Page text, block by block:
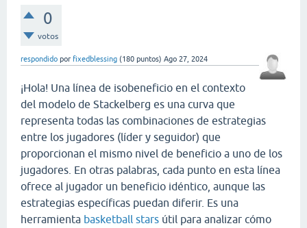
0
votos
respondido por fixedblessing (180 puntos) Ago 27, 2024
¡Hola! Una línea de isobeneficio en el contexto
del modelo de Stackelberg es una curva que
representa todas las combinaciones de estrategias
entre los jugadores (líder y seguidor) que
proporcionan el mismo nivel de beneficio a uno de los
jugadores. En otras palabras, cada punto en esta línea
ofrece al jugador un beneficio idéntico, aunque las
estrategias específicas puedan diferir. Es una
herramienta basketball stars útil para analizar cómo